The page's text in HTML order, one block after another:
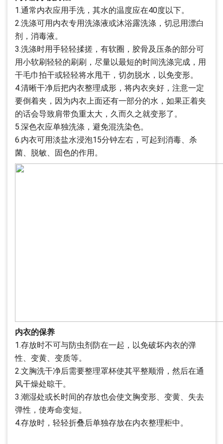
1.通常内衣应用手洗，其水的温度应在40度以下。
2.洗涤可用内衣专用洗涤液或沐浴露洗涤，切忌用漂白
剂，消毒液。
3.洗涤时用手轻轻揉搓，有软圈，胶骨及压条的部分可
用小软刷轻轻的刷刷，尽量以最短的时间洗涤完成，用
干毛巾拍干或轻轻将水甩干，切勿脱水，以免变形。
4.清晰干净后把内衣整理成形，将内衣夹好，注意一定
要倒着夹，因为内衣上面还有一部分的水，如果正着夹
的话会导致肩带负重太大，久而久之就变形了。
5.深色衣应单独洗涤，避免混洗染色。
6.内衣可用淡盐水浸泡15分钟左右，可起到消毒、杀
菌、脱敏、固色的作用。
内衣的保养
1.存放时不可与防虫剂防在一起，以免破坏内衣的弹
性、变黄、变质等。
2.文胸洗干净后需要整理罩杯使其平整顺滑，然后在通
风干燥处晾干。
3.潮湿处或长时间的存放也会使文胸变形、变黄、失去
弹性，使寿命变短。
4.存放时，轻轻折叠后单独存放在内衣整理柜中。